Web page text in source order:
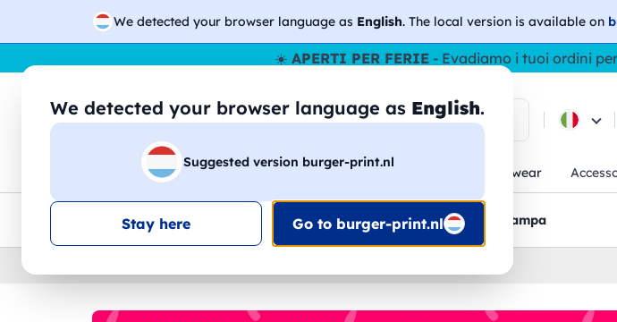
We detected your browser language as English. The local version is available on
We detected your browser language as English.
Suggested version burger-print.nl
Stay here Go to burger-print.nl
☀️ APERTI PER FERIE- Evadiamo i tuoi ordini
🔎 Cerca tra i prodotti
Magliette Felpe Uomo Donna Workwear
Consegna gratis Sconti quantitàAssistenza clientiBozzetti pre-stampa